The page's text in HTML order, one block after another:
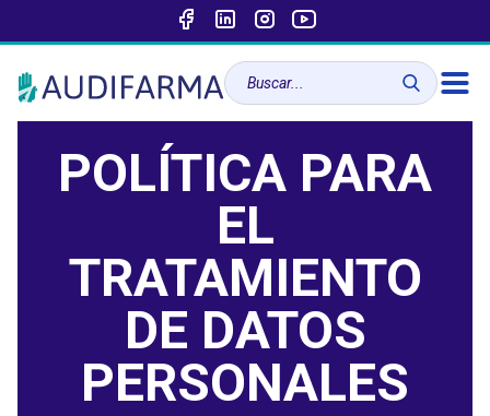
POLÍTICA PARA
EL
TRATAMIENTO
DE DATOS
PERSONALES